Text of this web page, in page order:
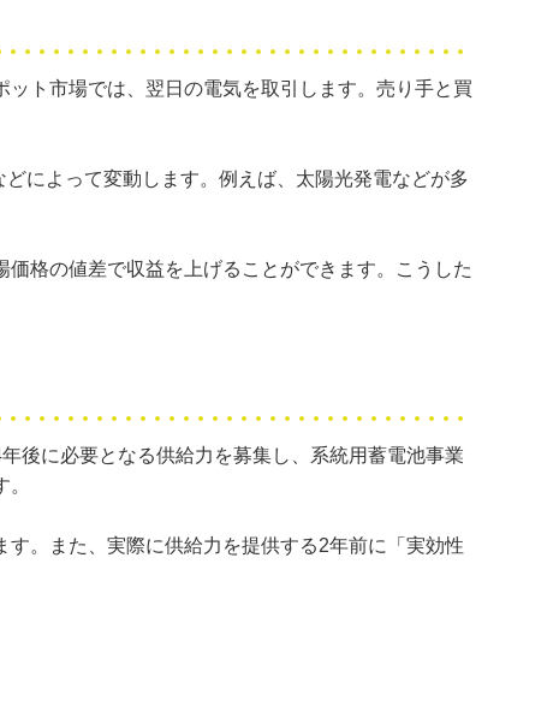
ト市場では、翌日の電気を取引します。売り手と買
によって変動します。例えば、太陽光発電などが多
格の値差で収益を上げることができます。こうした
後に必要となる供給力を募集し、系統用蓄電池事業
。また、実際に供給力を提供する2年前に「実効性